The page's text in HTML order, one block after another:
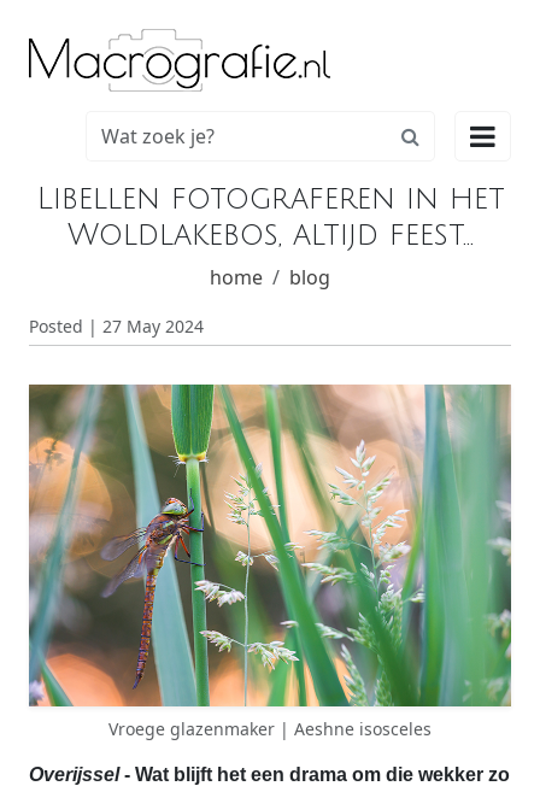

Libellen fotograferen in het
Woldlakebos, altijd feest...
home blog
Posted | 27 May 2024
Vroege glazenmaker | Aeshne isosceles
Overijssel- Wat blijft het een drama om die wekker zo